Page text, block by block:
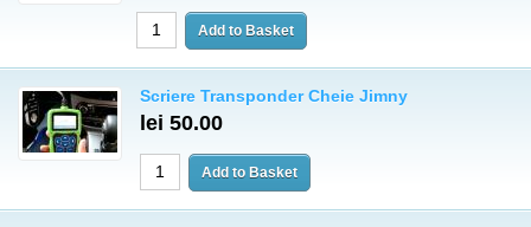
Scriere Transponder Cheie Jimny
lei 50.00